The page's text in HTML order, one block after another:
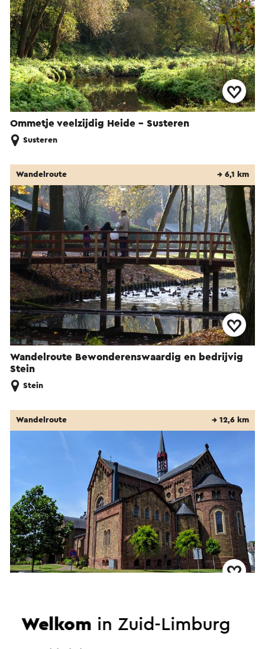
Ommetje veelzijdig Heide - Susteren
Susteren
Wandelroute Bewonderenswaardig en bedrijvig
Stein
Wandelroute → 6,1 km
Stein
Wandelroute → 12,6 km
Beek
Welkom in Zuid-Limburg